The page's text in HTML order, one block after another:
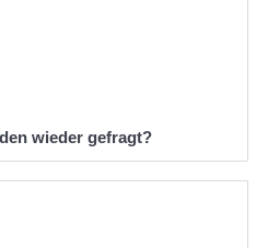
wieder gefragt?